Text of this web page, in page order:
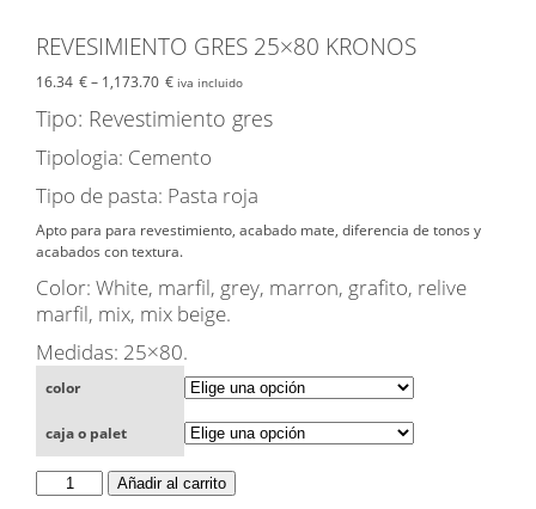
REVESIMIENTO GRES 25×80 KRONOS
16.34 €– 1,173.70 € iva incluido
Tipo: Revestimiento gres
Tipologia: Cemento
Tipo de pasta: Pasta roja
Apto para para revestimiento, acabado mate, diferencia de tonos y
acabados con textura.
Color: White, marfil, grey, marron, grafito, relive
marfil, mix, mix beige.
Medidas: 25×80.
color
caja o palet
REVESIMIENTO
GRES
Añadir al carrito